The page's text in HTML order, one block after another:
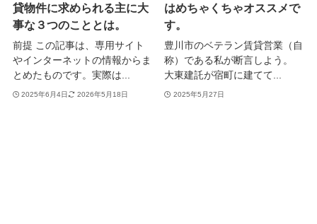
貸物件に求められる主に大
事な３つのこととは。
前提 この記事は、専用サイト
やインターネットの情報からま
とめたものです。実際は...
2025年6月4日 2026年5月18日
はめちゃくちゃオススメで
す。
豊川市のベテラン賃貸営業（自
称）である私が断言しよう。
大東建託が宿町に建てて...
2025年5月27日